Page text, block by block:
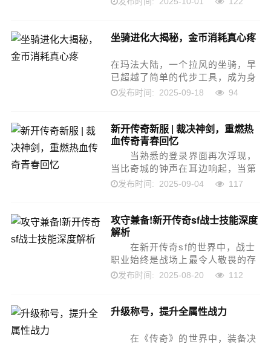
典...
坐骑进化大揭秘，金币消耗真心疼
在玛法大陆，一个拉风的坐骑，早
已超越了简单的代步工具，成为身
份、实力与土豪程度的终极象征。
的雷电麒麟、深渊魔龙...
发布时间: 2025-09-18 94
新开传奇新服 | 裁决神剑，重燃热
血传奇青春回忆
当熟悉的登录界面再次浮现，
当比奇城的钟声在耳边响起，当第
一把裁决神剑在背包中闪耀光芒，
是一次游戏的重启，更是一...
发布时间: 2025-09-04 117
攻守兼备!新开传奇sf战士技能深度
解析
在新开传奇sf的世界中，战士
职业始终是战场上最令人敬畏的存
在之一。他不像法师那样远程爆
畏的冲锋，诠释着何为...
发布时间: 2025-08-20 112
升级称号，提升全属性战力
在《传奇》的世界中，装备决